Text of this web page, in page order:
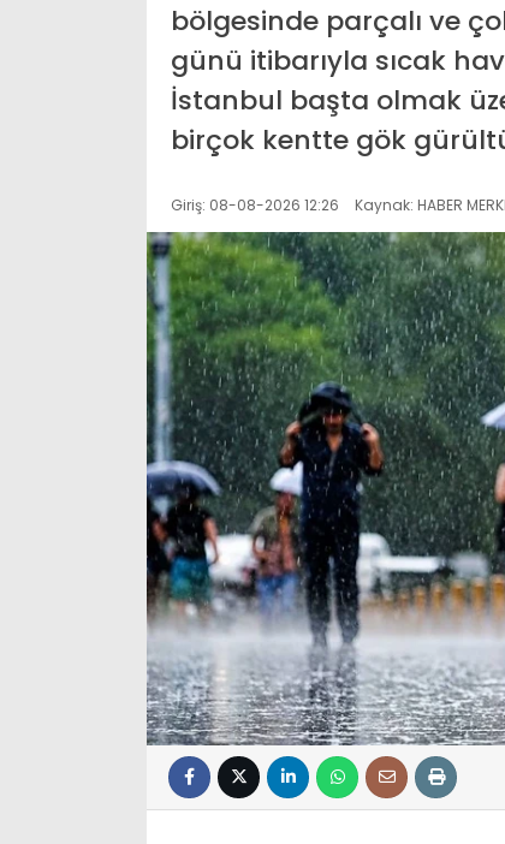
bölgesinde parçalı ve
günü itibarıyla sıcak
İstanbul başta olmak
birçok kentte gök
Giriş: 08-08-2026 12:26 Kaynak: HABER